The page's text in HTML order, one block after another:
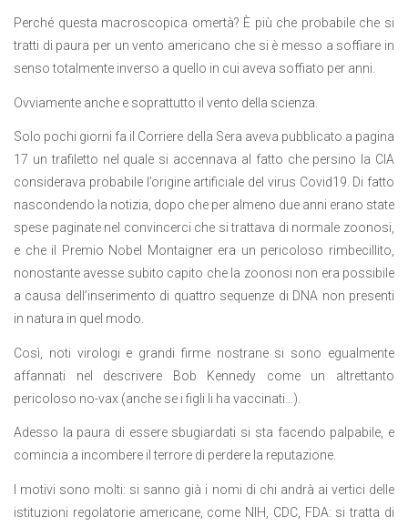
Perché questa macroscopica omertà? È più che probabile che si
tratti di paura per un vento americano che si è messo a soffiare in
senso totalmente inverso a quello in cui aveva soffiato per anni.
Ovviamente anche e soprattutto il vento della scienza.
Solo pochi giorni fa il Corriere della Sera aveva pubblicato a pagina
17 un trafiletto nel quale si accennava al fatto che persino la CIA
considerava probabile l’origine artificiale del virus Covid19. Di fatto
nascondendo la notizia, dopo che per almeno due anni erano state
spese paginate nel convincerci che si trattava di normale zoonosi,
e che il Premio Nobel Montaigner era un pericoloso rimbecillito,
nonostante avesse subito capito che la zoonosi non era possibile
a causa dell’inserimento di quattro sequenze di DNA non presenti
in natura in quel modo.
Così, noti virologi e grandi firme nostrane si sono egualmente
affannati nel descrivere Bob Kennedy come un altrettanto
pericoloso no-vax (anche se i figli li ha vaccinati…).
Adesso la paura di essere sbugiardati si sta facendo palpabile, e
comincia a incombere il terrore di perdere la reputazione.
I motivi sono molti: si sanno già i nomi di chi andrà ai vertici delle
istituzioni regolatorie americane, come NIH, CDC, FDA: si tratta di